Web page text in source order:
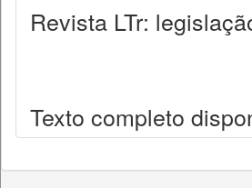
Revista LTr:
Texto completo